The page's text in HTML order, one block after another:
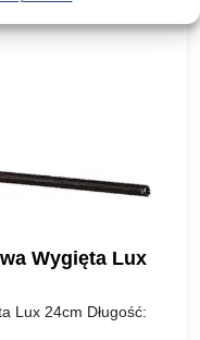
Wygięta Lux
Lux 24cm Długość: